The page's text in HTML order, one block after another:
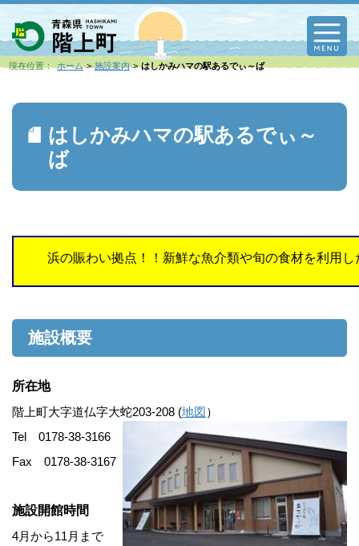
現在位置： ホーム 施設案内 はしかみハマの駅あるでぃ～ば
はしかみハマの駅あるでぃ～
ば
浜の賑わい拠点！！新鮮な魚介類や旬の食材を利用
施設概要
所在地
階上町大字道仏字大蛇203-208 (地図）
Tel 0178-38-3166
Fax 0178-38-3167
施設開館時間
4月から11月まで